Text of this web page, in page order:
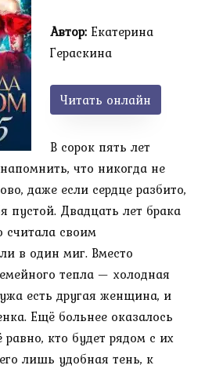
Автор: Екатерина
Гераскина
Читать онлайн
В сорок пять лет
что никогда не
даже если сердце разбито,
пустой. Двадцать лет брака
считала своим
в один миг. Вместо
тепла — холодная
есть другая женщина, и
Ещё больнее оказалось
равно, кто будет рядом с их
лишь удобная тень, к